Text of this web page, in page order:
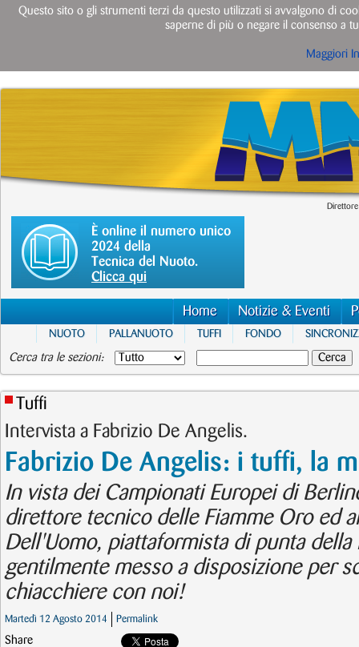
È online il numero unico
2024 della
Tecnica del Nuoto.
Clicca qui
Home Notizie & Eventi
NUOTO PALLANUOTO TUFFI FONDO
Cerca tra le sezioni:
Tuffi
Intervista a Fabrizio De Angelis.
Fabrizio De Angelis: i tuffi, la
In vista dei Campionati Europei di
direttore tecnico delle Fiamme Oro ed
Dell'Uomo, piattaformista di punta della
gentilmente messo a disposizione per
chiacchiere con noi!
Martedì 12 Agosto 2014 Permalink
Share
Questo sito o gli strumenti terzi da questo utilizzati si avvalgono di
saperne di più o negare il consenso a
Maggiori